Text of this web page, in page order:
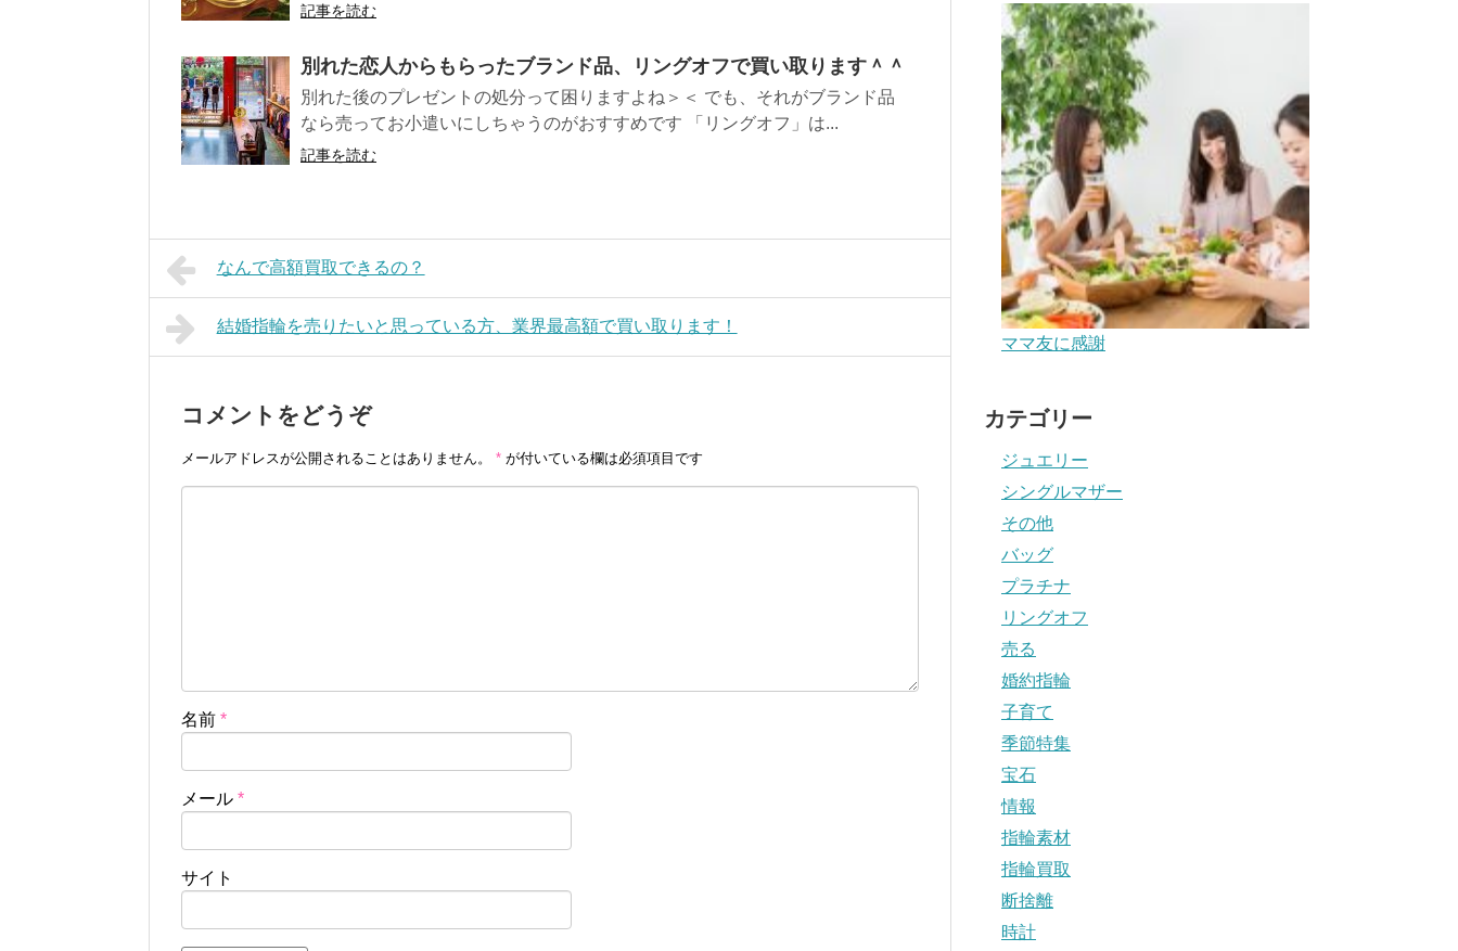
記事を読む
別れた恋人からもらったブランド品、リングオフで買い取ります＾＾
別れた後のプレゼントの処分って困りますよね＞＜ でも、それがブランド品
なら売ってお小遣いにしちゃうのがおすすめです 「リングオフ」は...
記事を読む
なんで高額買取できるの？
結婚指輪を売りたいと思っている方、業界最高額で買い取ります！
コメントをどうぞ
メールアドレスが公開されることはありません。 * が付いている欄は必須項目です
名前 *
メール *
サイト
ママ友に感謝
カテゴリー
ジュエリー
シングルマザー
その他
バッグ
プラチナ
リングオフ
売る
婚約指輪
子育て
季節特集
宝石
情報
指輪素材
指輪買取
断捨離
時計